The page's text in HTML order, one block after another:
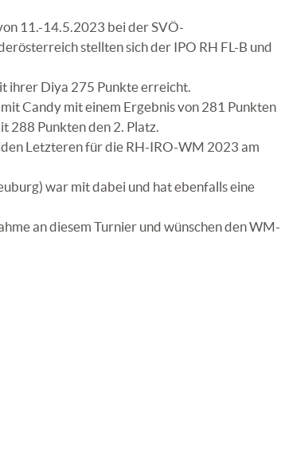
11.-14.5.2023 bei der SVÖ-
stellten sich der IPO RH FL-B und
ihrer Diya 275 Punkte erreicht.
Candy mit einem Ergebnis von 281 Punkten
288 Punkten den 2. Platz.
Letzteren für die RH-IRO-WM 2023 am
war mit dabei und hat ebenfalls eine
an diesem Turnier und wünschen den WM-